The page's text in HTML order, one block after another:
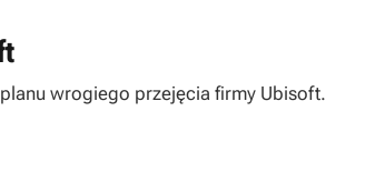
wrogiego przejęcia firmy Ubisoft.